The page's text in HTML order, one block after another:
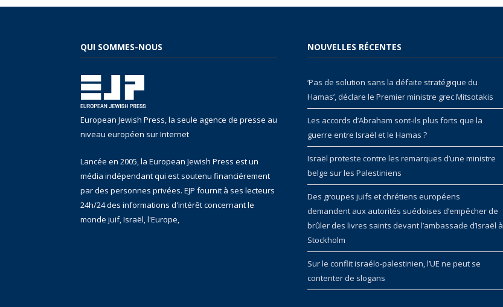
QUI SOMMES-NOUS
European Jewish Press, la seule agence de presse au
niveau européen sur Internet
Lancée en 2005, la European Jewish Press est un
média indépendant qui est soutenu financiérement
par des personnes privées. EJP fournit à ses lecteurs
24h/24 des informations d'intérêt concernant le
monde juif, Israël, l'Europe,
NOUVELLES RÉCENTES
‘Pas de solution sans la défaite stratégique du
Hamas’, déclare le Premier ministre grec Mitsotakis
Les accords d’Abraham sont-ils plus forts que la
guerre entre Israël et le Hamas ?
Israël proteste contre les remarques d’une ministre
belge sur les Palestiniens
Des groupes juifs et chrétiens européens
demandent aux autorités suédoises d’empêcher de
brûler des livres saints devant l’ambassade d’Israël à
Stockholm
Sur le conflit israélo-palestinien, l’UE ne peut se
contenter de slogans